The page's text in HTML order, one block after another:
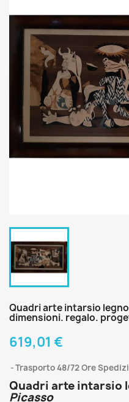
Quadri arte intarsio
dimensioni. regalo.
619,01 €
Trasporto 48/72 Ore
Quadri arte intarsio
Picasso